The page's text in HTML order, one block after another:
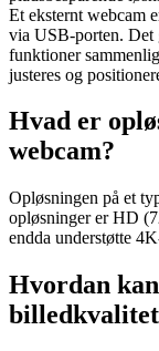
Et eksternt webcam
via USB-porten. Det
funktioner
justeres og
Hvad er
webcam?
Opløsningen på et
opløsninger er HD
endda understøtte
Hvordan